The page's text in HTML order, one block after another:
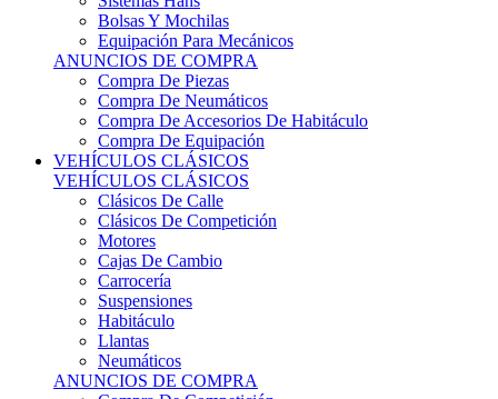
Bolsas Y Mochilas
Equipación Para Mecánicos
ANUNCIOS DE COMPRA
Compra De Piezas
Compra De Neumáticos
Compra De Accesorios De Habitáculo
Compra De Equipación
VEHÍCULOS CLÁSICOS
VEHÍCULOS CLÁSICOS
Clásicos De Calle
Clásicos De Competición
Motores
Cajas De Cambio
Carrocería
Suspensiones
Habitáculo
Llantas
Neumáticos
ANUNCIOS DE COMPRA